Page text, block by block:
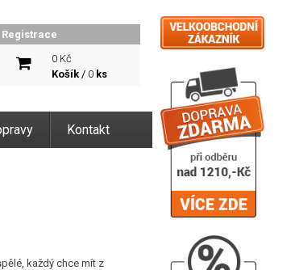
Registrace
0 Kč
Košík/ 0 ks
Kontakt
každý chce mít z